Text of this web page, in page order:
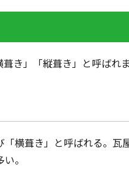
き」「縦葺き」と呼ばれま
横葺き」と呼ばれる。瓦
。